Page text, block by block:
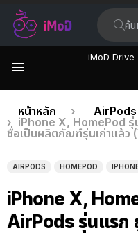
iMoD Drive
เรื่อง
ล่าสุด
คุณอยู่ที่นี่:
หน้าหลัก
AirPods
iPhone X, HomePod
ชื่อเป็นผลิตภัณฑ์รุ่นเก่าแล้ว
AIRPODS HOMEPOD
iPhone X,
AirPods รุ่นแรก